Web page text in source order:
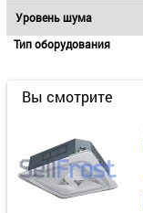
Уровень шума
Тип оборудования
Вы смотрите